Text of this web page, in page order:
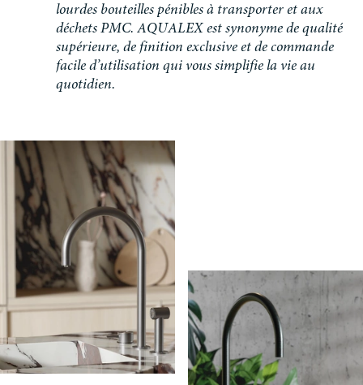
lourdes bouteilles pénibles à transporter et aux
déchets PMC. AQUALEX est synonyme de qualité
supérieure, de finition exclusive et de commande
facile d’utilisation qui vous simplifie la vie au
quotidien.